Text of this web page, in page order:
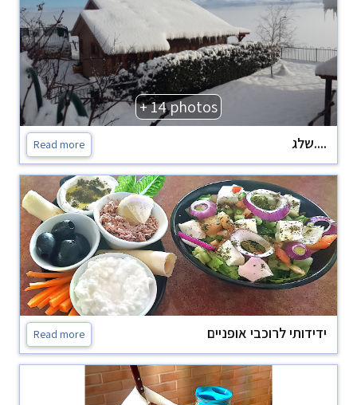
+ 14 photos
שלג.... Read more
ידידותי לרוכבי אופניים Read more